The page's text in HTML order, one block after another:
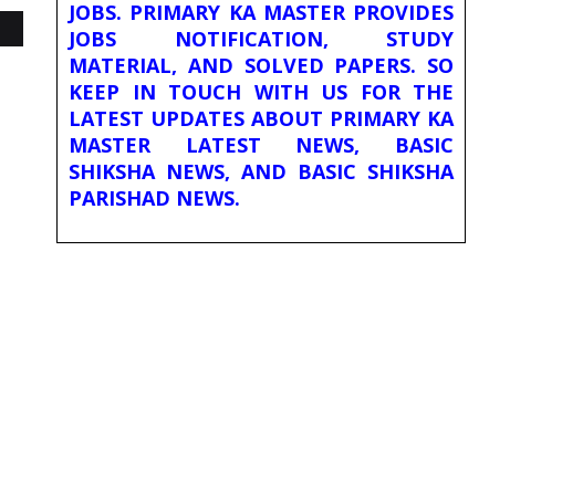
JOBS. PRIMARY KA MASTER PROVIDES
JOBS NOTIFICATION, STUDY
MATERIAL, AND SOLVED PAPERS. SO
KEEP IN TOUCH WITH US FOR THE
LATEST UPDATES ABOUT PRIMARY KA
MASTER LATEST NEWS, BASIC
SHIKSHA NEWS, AND BASIC SHIKSHA
PARISHAD NEWS.